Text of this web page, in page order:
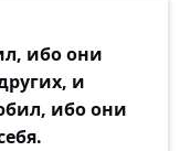
ибо они
и
ибо они